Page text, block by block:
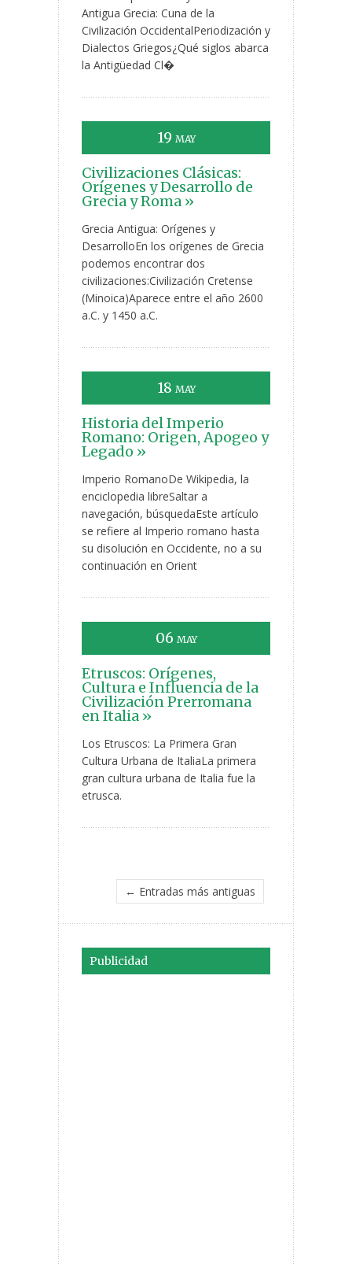
Antigua Grecia: Cuna de la
Civilización OccidentalPeriodización y
Dialectos Griegos¿Qué siglos abarca
la Antigüedad Cl�
19 MAY
Civilizaciones Clásicas:
Orígenes y Desarrollo de
Grecia y Roma »
Grecia Antigua: Orígenes y
DesarrolloEn los orígenes de Grecia
podemos encontrar dos
civilizaciones:Civilización Cretense
(Minoica)Aparece entre el año 2600
a.C. y 1450 a.C.
18 MAY
Historia del Imperio
Romano: Origen, Apogeo y
Legado »
Imperio RomanoDe Wikipedia, la
enciclopedia libreSaltar a
navegación, búsquedaEste artículo
se refiere al Imperio romano hasta
su disolución en Occidente, no a su
continuación en Orient
06 MAY
Etruscos: Orígenes,
Cultura e Influencia de la
Civilización Prerromana
en Italia »
Los Etruscos: La Primera Gran
Cultura Urbana de ItaliaLa primera
gran cultura urbana de Italia fue la
etrusca.
← Entradas más antiguas
Publicidad